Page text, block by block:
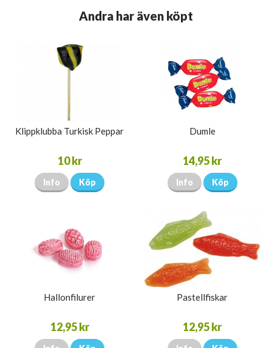
Andra har även köpt
Klippklubba Turkisk Peppar
10 kr
Info Köp
Dumle
14,95 kr
Info Köp
Hallonfilurer
12,95 kr
Pastellfiskar
12,95 kr